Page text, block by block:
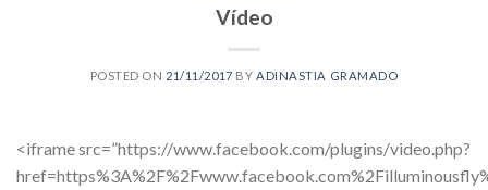
Vídeo
POSTED ON 21/11/2017 BY ADINASTIA GRAMADO
<iframe src=”https://www.facebook.com/plugins/video.php?